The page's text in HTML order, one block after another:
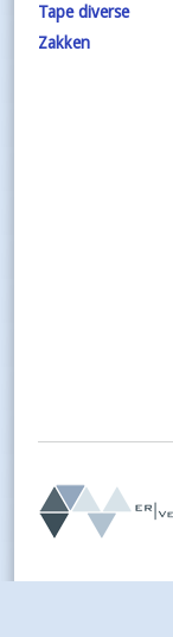
Tape diverse
Zakken